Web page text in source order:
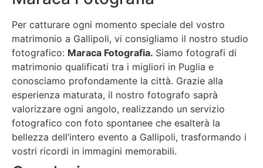
Per catturare ogni momento speciale del vostro
matrimonio a Gallipoli, vi consigliamo il nostro studio
fotografico: Maraca Fotografia. Siamo fotografi di
matrimonio qualificati tra i migliori in Puglia e
conosciamo profondamente la città. Grazie alla
esperienza maturata, il nostro fotografo saprà
valorizzare ogni angolo, realizzando un servizio
fotografico con foto spontanee che esalterà la
bellezza dell’intero evento a Gallipoli, trasformando i
vostri ricordi in immagini memorabili.